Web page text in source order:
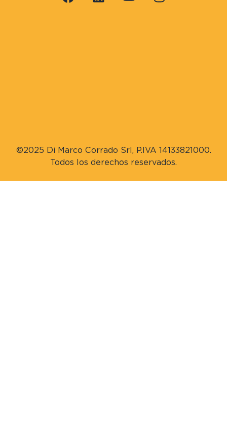
©2025 Di Marco Corrado Srl, P.IVA 14133821000.
Todos los derechos reservados.